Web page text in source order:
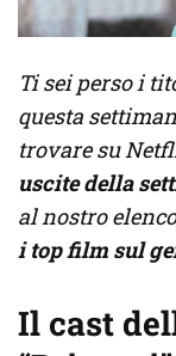
Ti sei perso i
questa
trovare su
uscite della
al nostro
i top film sul
Il cast